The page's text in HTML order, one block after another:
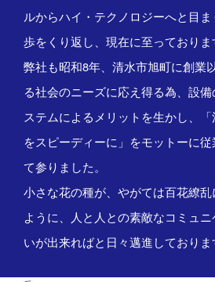
ルからハイ・テクノロジーへと目
歩をくり返し、現在に至っておりま
弊社も昭和8年、清水市旭町に創業
る社会のニーズに応え得る為、設
ステムによるメリットを生かし、
をスピーディーに」をモットーに
て参りました。
小さな花の種が、やがては百花繚
ように、人と人との素敵なコミュ
いが出来ればと日々邁進しておりま